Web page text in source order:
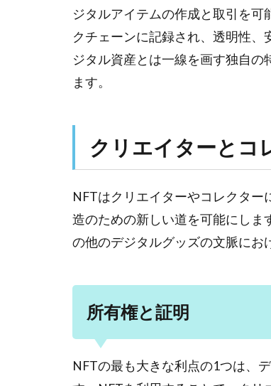
ジタルアイテムの作成と取引を
クチェーンに記録され、透明性
ジタル資産とは一線を画す独自の
ます。
クリエイターとコ
NFTはクリエイターやコレクター
造のための新しい道を可能にしま
の他のデジタルグッズの文脈にお
所有権と証明
NFTの最も大きな利点の1つは、